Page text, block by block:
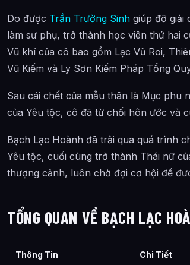
Hình ảnh về Bạch Lạc Hoành
Bài Viết Liên Quan
Câu Hỏi Thường Gặp
Bạch Lạc Hoành xuất hiện trong tác
Thông tin về Bạch Lạc Hoành được
Do được Trần Trường Sinh giúp đỡ giải
làm sư phụ, trở thành học viên thứ hai
Vũ khí của cô bao gồm Lạc Vũ Roi,
Vũ Kiếm và Ly Sơn Kiếm Pháp Tổng
Sau cái chết của mẫu thân là Mục phu
của Yêu tộc, cô đã từ chối hôn ước và
Bạch Lạc Hoành đã trải qua quá trình
Yêu tộc, cuối cùng trở thành Thái nữ
thượng cảnh, luôn chờ đợi cơ hội để
TỔNG QUAN VỀ BẠCH LẠC
Thông Tin Chi Tiết